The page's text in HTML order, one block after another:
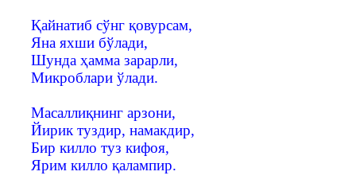
Қайнатиб сўнг қовурсам,
Яна яхши бўлади,
Шунда ҳамма зарарли,
Микроблари ўлади.
Масаллиқнинг арзони,
Йирик туздир, намакдир,
Бир килло туз кифоя,
Ярим килло қалампир.